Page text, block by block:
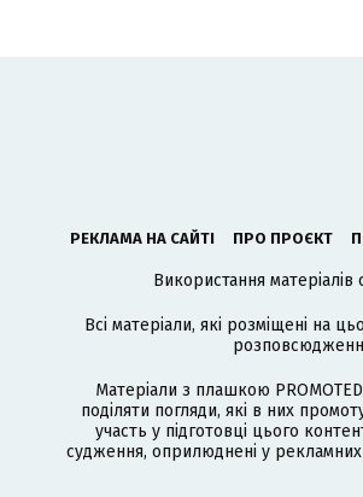
РЕКЛАМА НА САЙТІ ПРО ПРОЄКТ
Використання
Всі матеріали, які розміщені на
Матеріали з плашкою
поділяти погляди, які в них
участь у підготовці цього
судження, оприлюднені у рекламних